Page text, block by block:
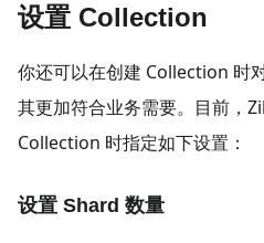
设置 Collection
你还可以在创建 Collection 时
其更加符合业务需要。目前，
Collection 时指定如下设置：
设置 Shard 数量